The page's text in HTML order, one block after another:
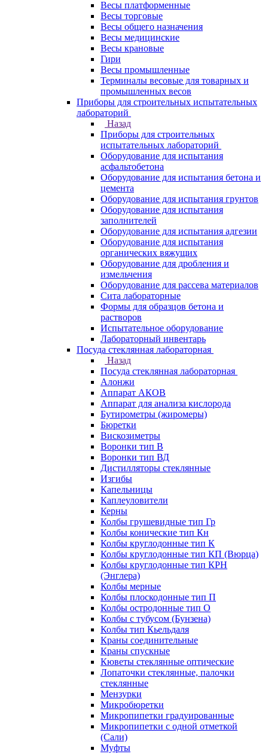
Весы платформенные
Весы торговые
Весы общего назначения
Весы медицинские
Весы крановые
Гири
Весы промышленные
Терминалы весовые для товарных и
промышленных весов
Приборы для строительных испытательных
лабораторий
Назад
Приборы для строительных
испытательных лабораторий
Оборудование для испытания
асфальтобетона
Оборудование для испытания бетона и
цемента
Оборудование для испытания грунтов
Оборудование для испытания
заполнителей
Оборудование для испытания адгезии
Оборудование для испытания
органических вяжущих
Оборудование для дробления и
измельчения
Оборудование для рассева материалов
Сита лабораторные
Формы для образцов бетона и
растворов
Испытательное оборудование
Лабораторный инвентарь
Посуда стеклянная лабораторная
Назад
Посуда стеклянная лабораторная
Алонжи
Аппарат АКОВ
Аппарат для анализа кислорода
Бутирометры (жиромеры)
Бюретки
Вискозиметры
Воронки тип В
Воронки тип ВД
Дистилляторы стеклянные
Изгибы
Капельницы
Каплеуловители
Керны
Колбы грушевидные тип Гр
Колбы конические тип Кн
Колбы круглодонные тип К
Колбы круглодонные тип КП (Вюрца)
Колбы круглодонные тип КРН
(Энглера)
Колбы мерные
Колбы плоскодонные тип П
Колбы остродонные тип О
Колбы с тубусом (Бунзена)
Колбы тип Кьельдаля
Краны соединительные
Краны спускные
Кюветы стеклянные оптические
Лопаточки стеклянные, палочки
стеклянные
Мензурки
Микробюретки
Микропипетки градуированные
Микропипетки с одной отметкой
(Сали)
Муфты